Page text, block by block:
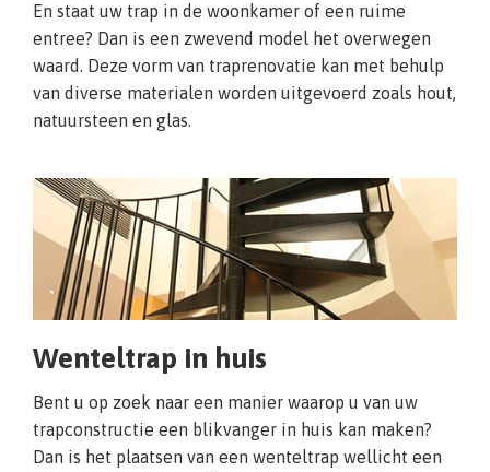
En staat uw trap in de woonkamer of een ruime
entree? Dan is een zwevend model het overwegen
waard. Deze vorm van traprenovatie kan met behulp
van diverse materialen worden uitgevoerd zoals hout,
natuursteen en glas.
Wenteltrap in huis
Bent u op zoek naar een manier waarop u van uw
trapconstructie een blikvanger in huis kan maken?
Dan is het plaatsen van een wenteltrap wellicht een